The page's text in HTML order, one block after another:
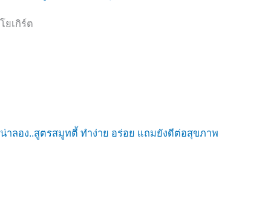
โยเกิร์ต
น่าลอง..สูตรสมูทตี้ ทำง่าย อร่อย แถมยังดีต่อสุขภาพ